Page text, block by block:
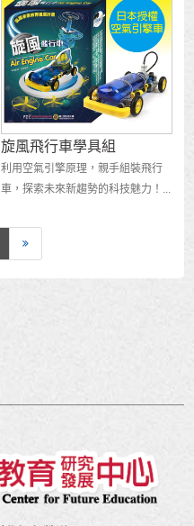
旋風飛行車學具組
利用空氣引擎原理，親手組裝飛行
車，探索未來新趨勢的科技魅力！...